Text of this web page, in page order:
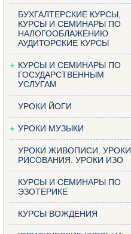
БУХГАЛТЕРСКИЕ КУРСЫ,
КУРСЫ И СЕМИНАРЫ ПО
НАЛОГООБЛАЖЕНИЮ.
АУДИТОРСКИЕ КУРСЫ
КУРСЫ И СЕМИНАРЫ ПО
ГОСУДАРСТВЕННЫМ
УСЛУГАМ
УРОКИ ЙОГИ
УРОКИ МУЗЫКИ
УРОКИ ЖИВОПИСИ. УРОКИ
РИСОВАНИЯ. УРОКИ ИЗО
КУРСЫ И СЕМИНАРЫ ПО
ЭЗОТЕРИКЕ
КУРСЫ ВОЖДЕНИЯ